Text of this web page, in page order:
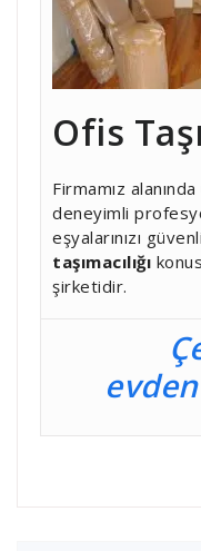
Ofis
Firmamız alanında
deneyimli
eşyalarınızı
taşımacılığı
şirketidir.